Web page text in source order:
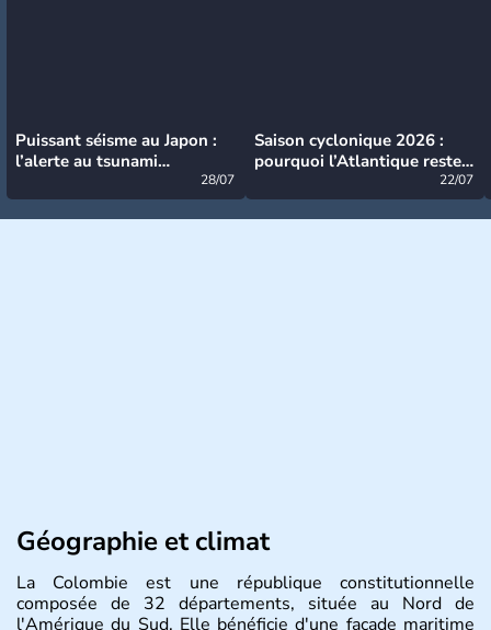
Puissant séisme au Japon :
l’alerte au tsunami
28/07
Saison cyclonique 2026 :
pourquoi l’Atlantique reste
22/07
Géographie et climat
La Colombie est une république constitutionnelle
composée de 32 départements, située au Nord de
l'Amérique du Sud. Elle bénéficie d'une façade maritime